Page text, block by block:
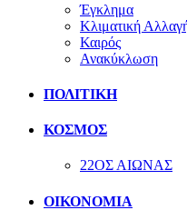
Έγκλημα
Κλιματική
Καιρός
Ανακύκλωση
ΠΟΛΙΤΙΚΗ
ΚΟΣΜΟΣ
22ΟΣ ΑΙΩΝΑΣ
ΟΙΚΟΝΟΜΙΑ